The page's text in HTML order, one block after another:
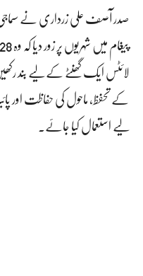
صدر آصف علی زرداری نے
لائٹس ایک گھنٹے کے لیے بند
کے تحفظ، ماحول کی حفاظت اور
لیے استعمال کیا جائے۔